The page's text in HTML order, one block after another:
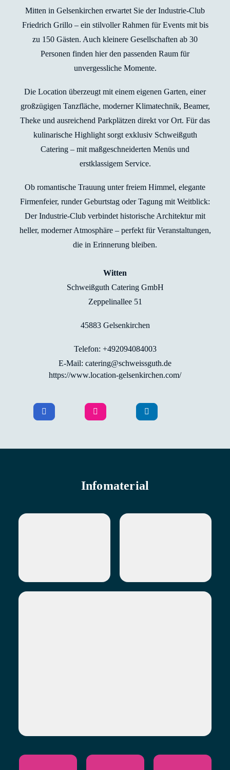
Mitten in Gelsenkirchen erwartet Sie der Industrie-Club
Friedrich Grillo – ein stilvoller Rahmen für Events mit bis
zu 150 Gästen. Auch kleinere Gesellschaften ab 30
Personen finden hier den passenden Raum für
unvergessliche Momente.
Die Location überzeugt mit einem eigenen Garten, einer
großzügigen Tanzfläche, moderner Klimatechnik, Beamer,
Theke und ausreichend Parkplätzen direkt vor Ort. Für das
kulinarische Highlight sorgt exklusiv Schweißguth
Catering – mit maßgeschneiderten Menüs und
erstklassigem Service.
Ob romantische Trauung unter freiem Himmel, elegante
Firmenfeier, runder Geburtstag oder Tagung mit Weitblick:
Der Industrie-Club verbindet historische Architektur mit
heller, moderner Atmosphäre – perfekt für Veranstaltungen,
die in Erinnerung bleiben.
Witten
Schweißguth Catering GmbH
Zeppelinallee 51
45883 Gelsenkirchen
Telefon: +492094084003
E-Mail: catering@schweissguth.de
https://www.location-gelsenkirchen.com/
Infomaterial